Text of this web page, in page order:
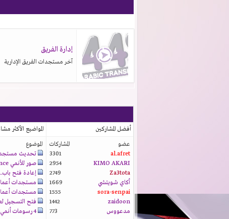
إدارة الفريق
آخر مستجدات الفريق الإدارية
أفضل المشاركين
المواضيع الأكثر
عضو
المشاركات
al.afret
KIMO AKARI
Za3tota
أكاي شويتشي
sora-senpai
zaidoon
مدعووس
الموضوع
تحديث
صور للأنمي prince...
إعادة فتح
مستجدات
مستجدات
فتح التسجيل
4 رسومات أنمي من...